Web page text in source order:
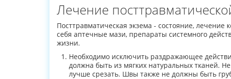
Лечение
Посттравматическая экзема - состояние,
себя аптечные мази, препараты системного
жизни.
Необходимо исключить раздражающее
должна быть из мягких натуральных тканей.
лучше срезать. Швы также не должны быть